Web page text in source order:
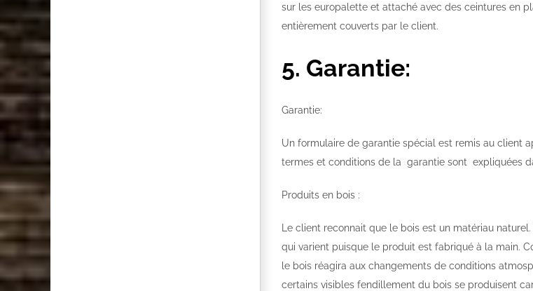
sur les europalette et attaché avec des ceintures en
entièrement couverts par le client.
5. Garantie:
Garantie:
Un formulaire de garantie spécial est remis au client
termes et conditions de la garantie sont expliquées
Produits en bois :
Le client reconnait que le bois est un matériau
qui varient puisque le produit est fabriqué à la main.
le bois réagira aux changements de conditions
certains visibles fendillement du bois se produisent